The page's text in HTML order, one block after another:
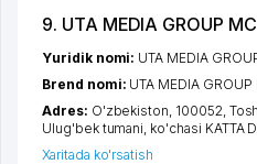
9. UTA MEDIA GROUP
Yuridik nomi: UTA MEDIA
Brend nomi: UTA MEDIA GROUP
Adres: O'zbekiston, 100052,
Ulug'bek tumani ko'chasi KATTA
Xaritada ko'rsatish